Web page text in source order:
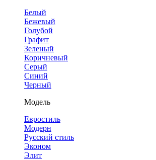
Белый
Бежевый
Голубой
Графит
Зеленый
Коричневый
Серый
Синий
Черный
Модель
Евростиль
Модерн
Русский стиль
Эконом
Элит